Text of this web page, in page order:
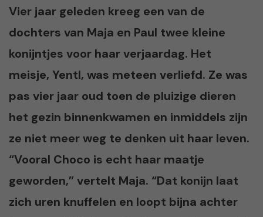
Vier jaar geleden kreeg een van de
dochters van Maja en Paul twee kleine
konijntjes voor haar verjaardag. Het
meisje, Yentl, was meteen verliefd. Ze was
pas vier jaar oud toen de pluizige dieren
het gezin binnenkwamen en inmiddels zijn
ze niet meer weg te denken uit haar leven.
“Vooral Choco is echt haar maatje
geworden,” vertelt Maja. “Dat konijn laat
zich uren knuffelen en loopt bijna achter